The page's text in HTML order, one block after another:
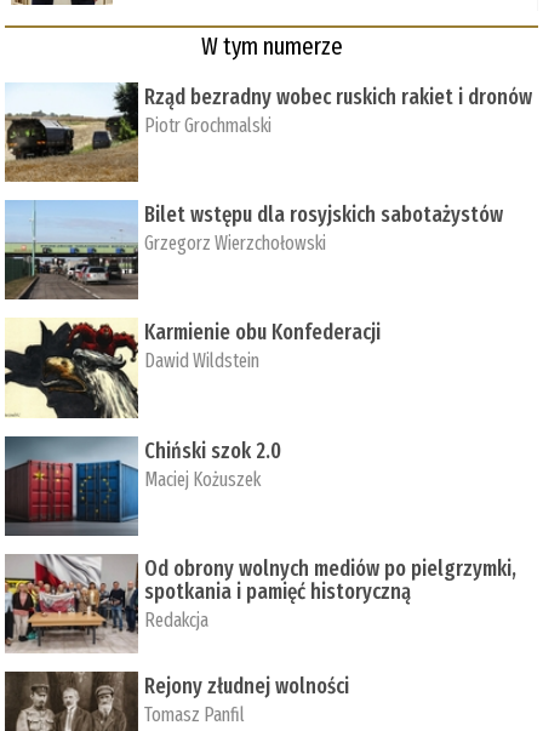
W tym numerze
Rząd bezradny wobec ruskich rakiet i dronów
Piotr Grochmalski
Bilet wstępu dla rosyjskich sabotażystów
Grzegorz Wierzchołowski
Karmienie obu Konfederacji
Dawid Wildstein
Chiński szok 2.0
Maciej Kożuszek
Od obrony wolnych mediów po pielgrzymki,
spotkania i pamięć historyczną
Redakcja
Rejony złudnej wolności
Tomasz Panfil